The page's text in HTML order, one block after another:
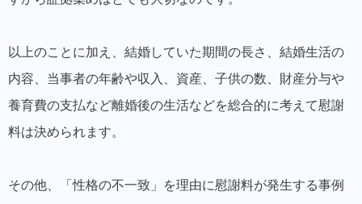
以上のことに加え、 結婚していた期間の長さ、結婚生活の
内容、当事者の年齢や収入、資産、子供の数、財産分与や
養育費の支払など離婚後の生活などを総合的に考えて慰謝
料は決められます。
その他、「性格の不一致」を理由に慰謝料が発生する事例